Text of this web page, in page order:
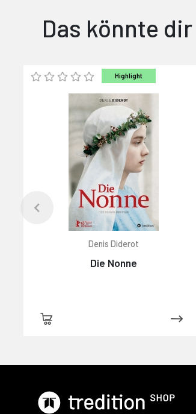
Das könnte
Highlight
Denis Diderot
Die Nonne